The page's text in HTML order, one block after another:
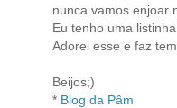
nunca vamos enjoar
Eu tenho uma listinha
Adorei esse e faz
Beijos;)
* Blog da Pâm